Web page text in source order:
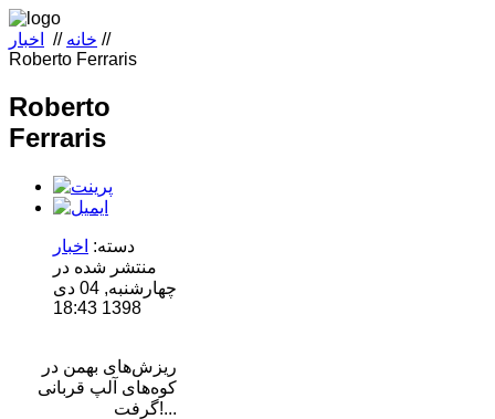
خانه // اخبار
//
Roberto Ferraris
Roberto
Ferraris
دسته: اخبار
منتشر شده در
چهارشنبه, 04 دی
1398 18:43
ریزش‌های بهمن در
کوه‌های آلپ قربانی
گرفت!...